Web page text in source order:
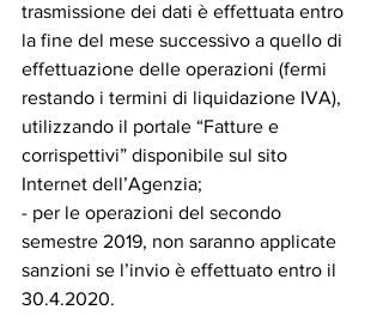
trasmissione dei dati è effettuata entro
la fine del mese successivo a quello di
effettuazione delle operazioni (fermi
restando i termini di liquidazione IVA),
utilizzando il portale “Fatture e
corrispettivi” disponibile sul sito
Internet dell’Agenzia;
- per le operazioni del secondo
semestre 2019, non saranno applicate
sanzioni se l’invio è effettuato entro il
30.4.2020.